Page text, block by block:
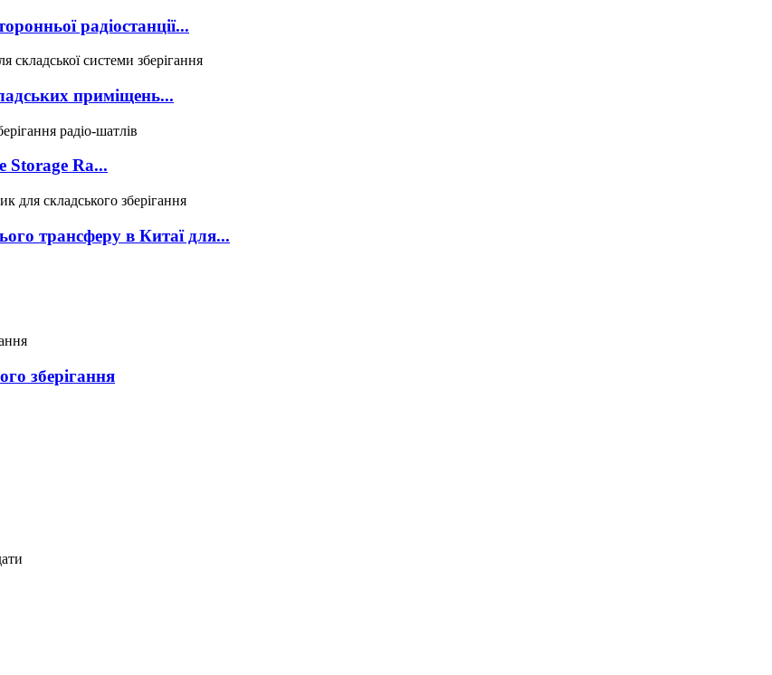
радіостанції...
приміщень...
Storage Ra...
трансферу в Китаї для...
зберігання